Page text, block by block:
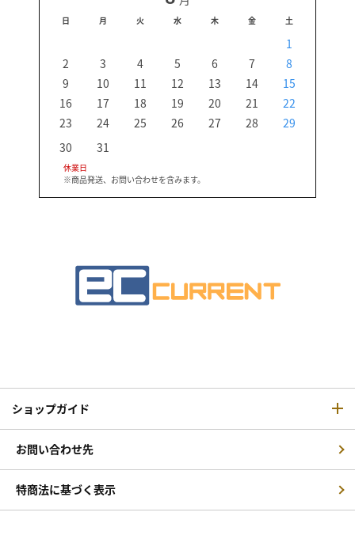
日 月 火 水 木 金 土
1
2
3 4 5 6 7
8
9
10 11 12 13 14
15
16
17 18 19 20 21
22
23
24 25 26 27 28
29
30
31
休業日
※商品発送、お問い合わせを含みます。
ショップガイド
お問い合わせ先
特商法に基づく表示